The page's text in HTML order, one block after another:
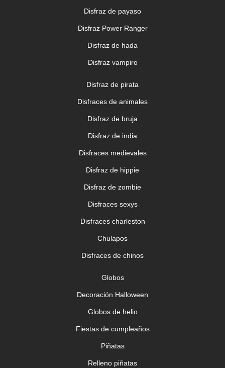
Disfraz de payaso
Disfraz Power Ranger
Disfraz de hada
Disfraz vampiro
Disfraz de pirata
Disfraces de animales
Disfraz de bruja
Disfraz de india
Disfraces medievales
Disfraz de hippie
Disfraz de zombie
Disfraces sexys
Disfraces charleston
Chulapos
Disfraces de chinos
Globos
Decoración Halloween
Globos de helio
Fiestas de cumpleaños
Piñatas
Relleno piñatas